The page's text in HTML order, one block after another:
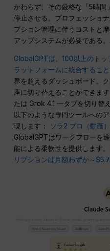
かわらず、その厳格な「5時
停止させる。プロフェッショ
プション管理に伴うコストと
アップシステムが必要である。.
GlobalGPTは、100以上のト
ラットフォームに統合するこ
界を超えるダッシュボード。
座に切り替えることができます
たは Grok 4.1 —タブを切り替
以下のような専門ツールへの
現します： ソラ2 プロ（動画）
GlobalGPTはワークフローを
能による柔軟性を提供します。
リプションは月額わずか～